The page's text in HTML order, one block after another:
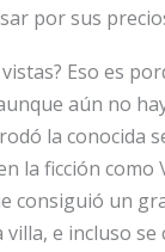
por sus
Eso es
aún no
la conocida
la ficción como
consiguió un
e incluso se